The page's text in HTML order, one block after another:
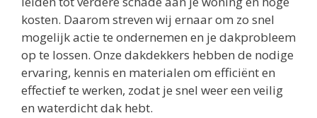
kosten. Daarom streven wij ernaar om zo snel
mogelijk actie te ondernemen en je dakprobleem
op te lossen. Onze dakdekkers hebben de nodige
ervaring, kennis en materialen om efficiënt en
effectief te werken, zodat je snel weer een veilig
en waterdicht dak hebt.